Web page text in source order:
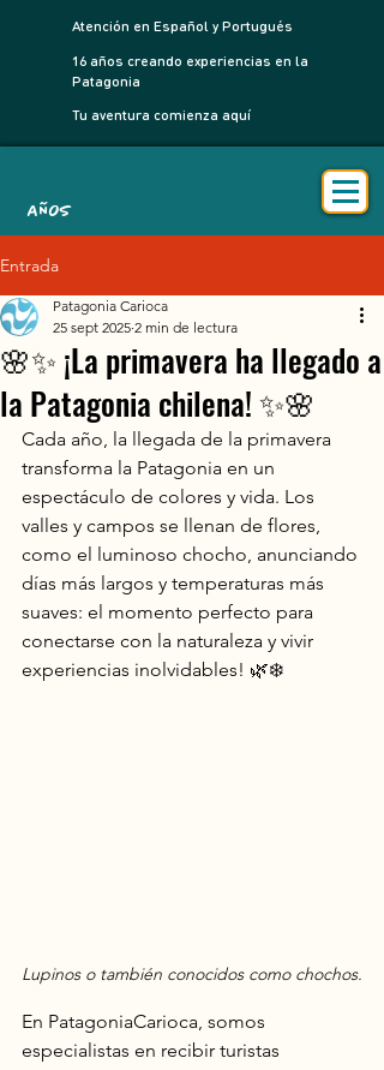
Atención en Español y Portugués
16 años creando experiencias en la
Patagonia
Tu aventura comienza aquí
AÑOS
Entrada
🌸✨ ¡La primavera ha llegado a
la Patagonia chilena! ✨🌸
Patagonia Carioca
25 sept 2025 2 min de lectura
Cada año, la llegada de la primavera
transforma la Patagonia en un
espectáculo de colores y vida. Los
valles y campos se llenan de flores,
como el luminoso chocho, anunciando
días más largos y temperaturas más
suaves: el momento perfecto para
conectarse con la naturaleza y vivir
experiencias inolvidables! 🌿❄️
Lupinos o también conocidos como chochos.
En PatagoniaCarioca, somos
especialistas en recibir turistas